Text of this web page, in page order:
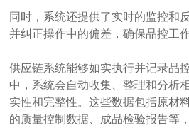
同时，系统还提供了实时的监控和
并纠正操作中的偏差，确保品控工
供应链系统能够如实执行并记录品
中，系统会自动收集、整理和分析
实性和完整性。这些数据包括原材
的质量控制数据、成品检验报告等